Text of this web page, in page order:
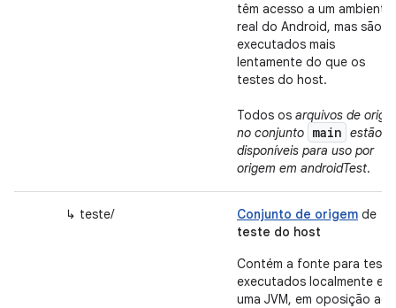
têm acesso a um ambiente
real do Android, mas são
executados mais
lentamente do que os
testes do host.
Todos os arquivos de
no conjunto main estão
disponíveis para uso por
origem em androidTest.
↳ teste/ Conjunto de origem de
teste do host
Contém a fonte para
executados localmente em
uma JVM, em oposição aos